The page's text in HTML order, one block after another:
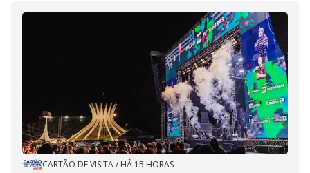
CARTÃO DE VISITA/ HÁ 15 HORAS